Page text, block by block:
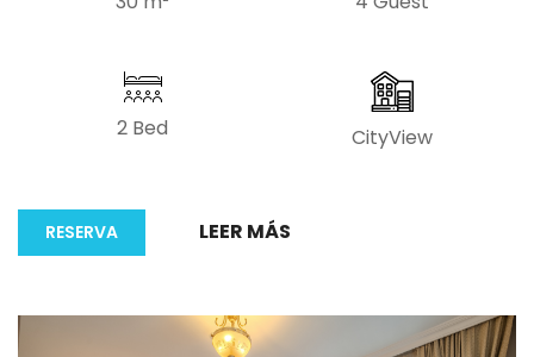
2 Bed CityView
RESERVA LEER MÁS